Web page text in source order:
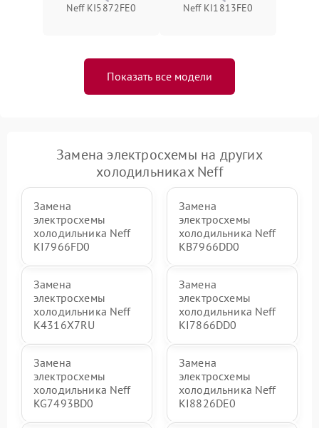
Neff KI5872FE0 Neff KI1813FE0
Показать все модели
Замена электросхемы на других
холодильниках Neff
Замена
электросхемы
холодильника Neff
KI7966FD0
Замена
электросхемы
холодильника Neff
KB7966DD0
Замена
электросхемы
холодильника Neff
K4316X7RU
Замена
электросхемы
холодильника Neff
KI7866DD0
Замена
электросхемы
холодильника Neff
KG7493BD0
Замена
электросхемы
холодильника Neff
KI8826DE0